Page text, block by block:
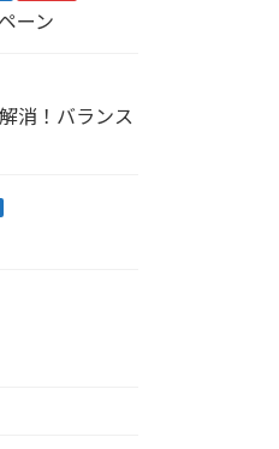
ーン
消！バランス